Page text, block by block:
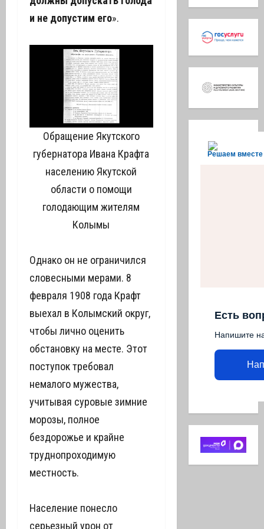
и не допустим его».
Обращение Якутского
губернатора Ивана Крафта
населению Якутской
области о помощи
голодающим жителям
Колымы
Однако он не ограничился
словесными мерами. 8
февраля 1908 года Крафт
выехал в Колымский округ,
чтобы лично оценить
обстановку на месте. Этот
поступок требовал
немалого мужества,
учитывая суровые зимние
морозы, полное
бездорожье и крайне
труднопроходимую
местность.
Население понесло
серьезный урон от
Решаем вместе
Есть
Напишите